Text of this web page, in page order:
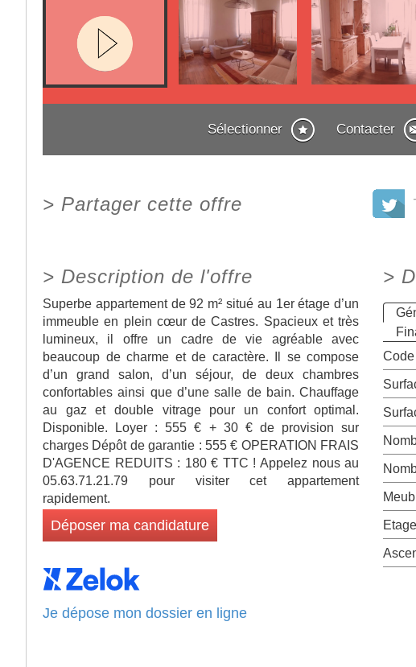
Sélectionner Contacter
> Partager cette offre
> Description de l'offre
Superbe appartement de 92 m² situé au 1er étage d’un
immeuble en plein cœur de Castres. Spacieux et très
lumineux, il offre un cadre de vie agréable avec
beaucoup de charme et de caractère. Il se compose
d’un grand salon, d’un séjour, de deux chambres
confortables ainsi que d’une salle de bain. Chauffage
au gaz et double vitrage pour un confort optimal.
Disponible. Loyer : 555 € + 30 € de provision sur
charges Dépôt de garantie : 555 € OPERATION FRAIS
D'AGENCE REDUITS : 180 € TTC ! Appelez nous au
05.63.71.21.79 pour visiter cet appartement
rapidement.
Déposer ma candidature
Je dépose mon dossier en ligne
>
Etage